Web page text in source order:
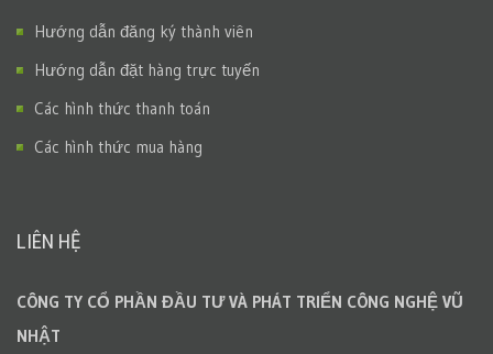
Hướng dẫn đăng ký thành viên
Hướng dẫn đặt hàng trực tuyến
Các hình thức thanh toán
Các hình thức mua hàng
LIÊN HỆ
CÔNG TY CỔ PHẦN ĐẦU TƯ VÀ PHÁT TRIỂN CÔNG NGHỆ VŨ
NHẬT